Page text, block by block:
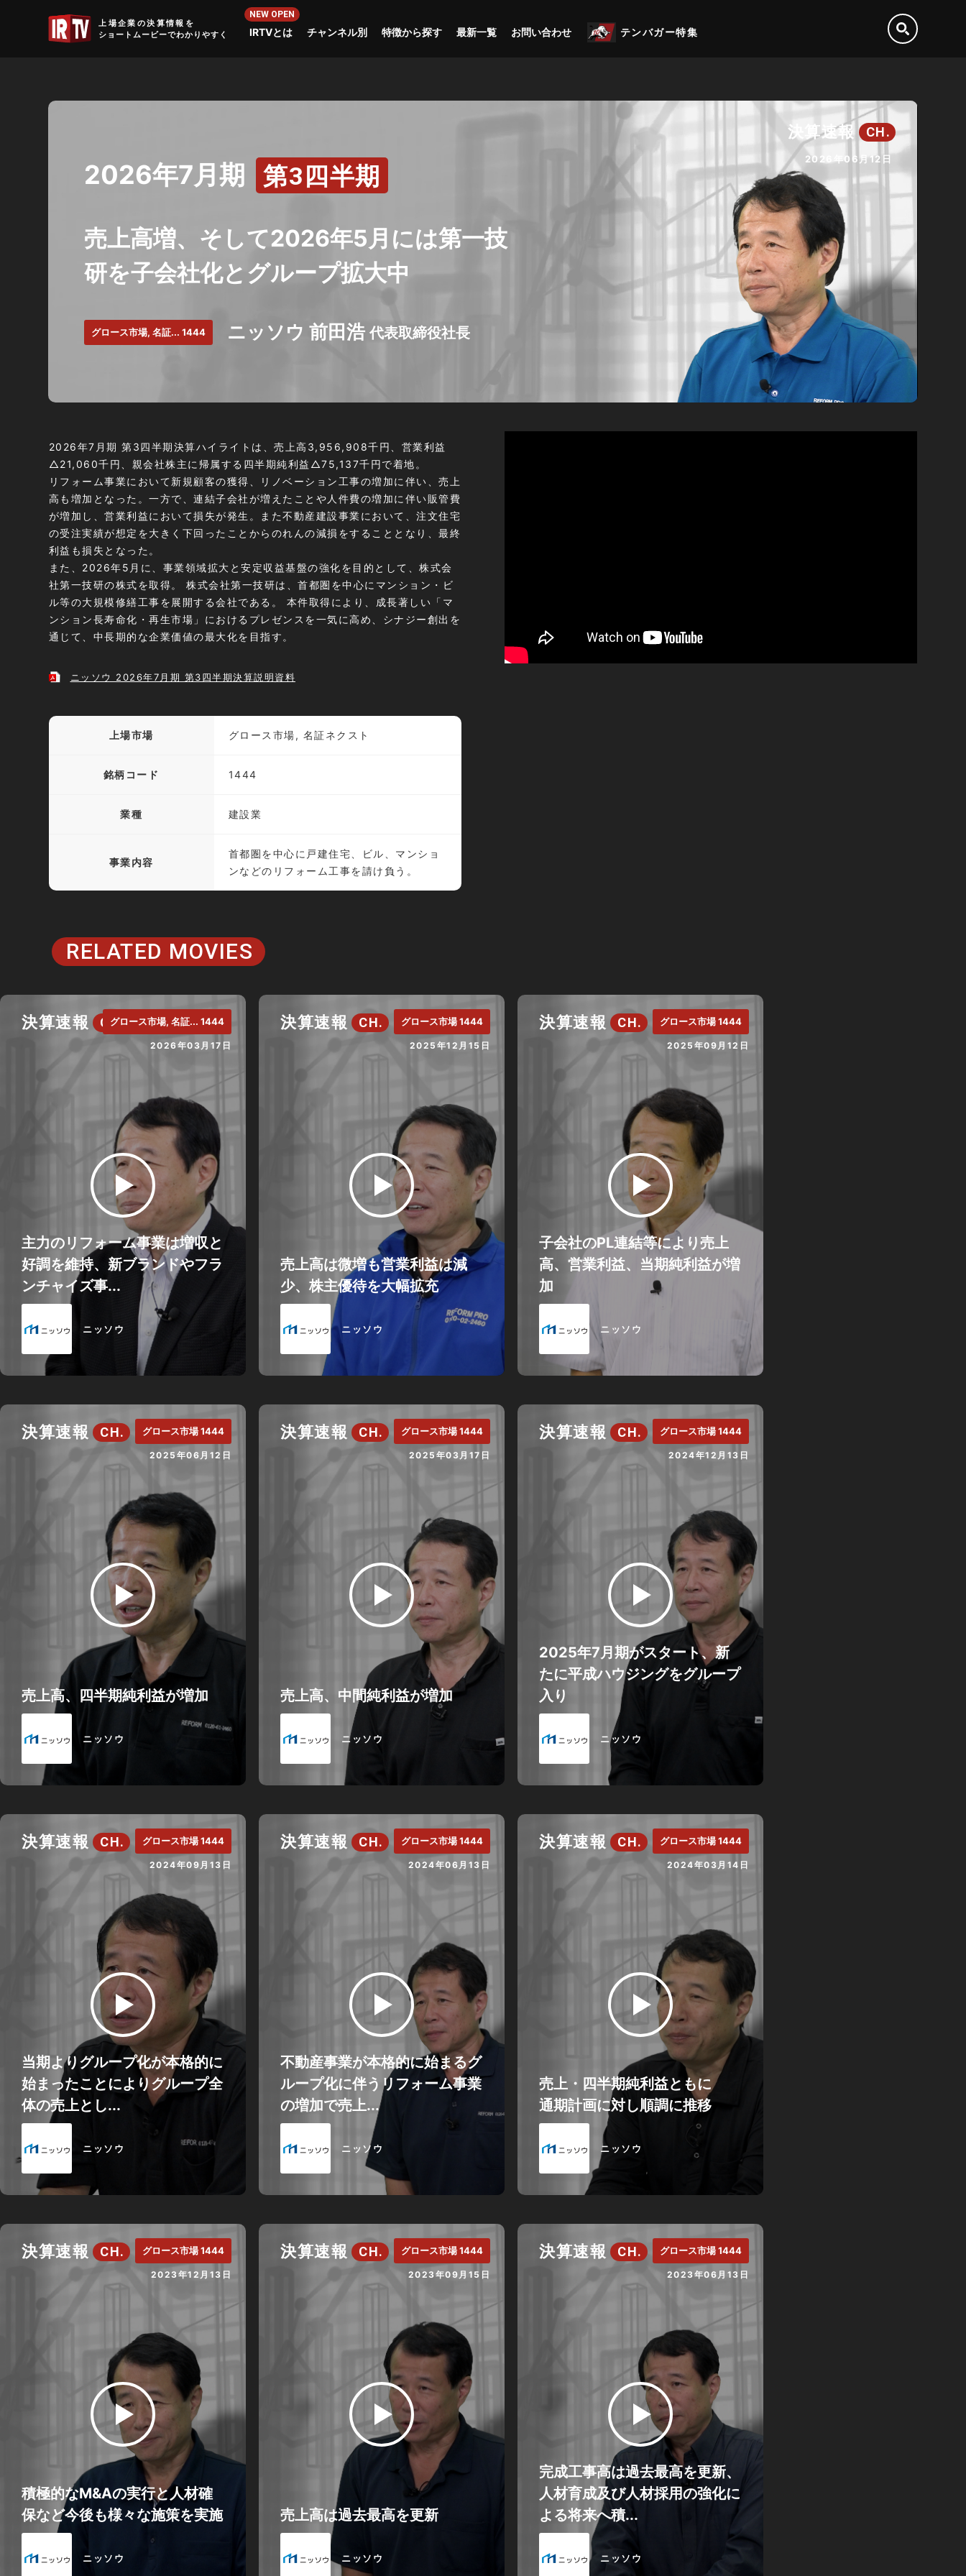
上場企業の決算情報を
ショートムービーでわかりやすく
IRTVとは チャンネル別 特徴から探す 最新一覧 お問い合わせ テンバガー特集
決算速報 CH.
2026年06月12日
2026年7月期 第3四半期
売上高増、そして2026年5月には第一技
研を子会社化とグループ拡大中
グロース市場, 名証... 1444 ニッソウ 前田浩代表取締役社長
2026年7月期 第3四半期決算ハイライトは、売上高3,956,908千円、営業利益
△21,060千円、親会社株主に帰属する四半期純利益△75,137千円で着地。
リフォーム事業において新規顧客の獲得、リノベーション工事の増加に伴い、売上
高も増加となった。一方で、連結子会社が増えたことや人件費の増加に伴い販管費
が増加し、営業利益において損失が発生。また不動産建設事業において、注文住宅
の受注実績が想定を大きく下回ったことからのれんの減損をすることとなり、最終
利益も損失となった。
また、2026年5月に、事業領域拡大と安定収益基盤の強化を目的として、株式会
社第一技研の株式を取得。 株式会社第一技研は、首都圏を中心にマンション・ビ
ル等の大規模修繕工事を展開する会社である。 本件取得により、成長著しい「マ
ンション長寿命化・再生市場」におけるプレゼンスを一気に高め、シナジー創出を
通じて、中長期的な企業価値の最大化を目指す。
ニッソウ 2026年7月期 第3四半期決算説明資料
上場市場 グロース市場, 名証ネクスト
銘柄コード 1444
業種 建設業
事業内容
首都圏を中心に戸建住宅、ビル、マンショ
ンなどのリフォーム工事を請け負う。
RELATED MOVIES
決算速報 CH.
グロース市場, 名証... 1444
2026年03月17日
ニッソウ
主力のリフォーム事業は増収と
好調を維持、新ブランドやフラ
ンチャイズ事...
決算速報 CH. グロース市場 1444
2025年12月15日
ニッソウ
売上高は微増も営業利益は減
少、株主優待を大幅拡充
決算速報 CH. グロース市場 1444
2025年09月12日
ニッソウ
子会社のPL連結等により売上
高、営業利益、当期純利益が増
加
決算速報 CH. グロース市場 1444
2025年06月12日
ニッソウ
売上高、四半期純利益が増加
決算速報 CH. グロース市場 1444
2025年03月17日
ニッソウ
売上高、中間純利益が増加
決算速報 CH. グロース市場 1444
2024年12月13日
ニッソウ
2025年7月期がスタート、新
たに平成ハウジングをグループ
入り
決算速報 CH. グロース市場 1444
2024年09月13日
ニッソウ
当期よりグループ化が本格的に
始まったことによりグループ全
体の売上とし...
決算速報 CH. グロース市場 1444
2024年06月13日
ニッソウ
不動産事業が本格的に始まるグ
ループ化に伴うリフォーム事業
の増加で売上...
決算速報 CH. グロース市場 1444
2024年03月14日
ニッソウ
売上・四半期純利益ともに
通期計画に対し順調に推移
決算速報 CH. グロース市場 1444
2023年12月13日
ニッソウ
積極的なM&Aの実行と人材確
保など今後も様々な施策を実施
決算速報 CH. グロース市場 1444
2023年09月15日
ニッソウ
売上高は過去最高を更新
決算速報 CH. グロース市場 1444
2023年06月13日
ニッソウ
完成工事高は過去最高を更新、
人材育成及び人材採用の強化に
よる将来へ積...